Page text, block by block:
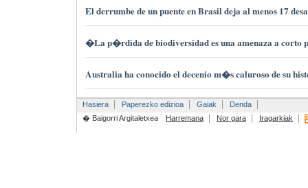
El derrumbe de un puente en Brasil deja al menos 17
�La p�rdida de biodiversidad es una amenaza a corto
Australia ha conocido el decenio m�s caluroso de su
Hasiera Paperezko edizioa Gaiak
Denda
� Baigorri Argitaletxea
Harremana Nor gara Iragarkiak